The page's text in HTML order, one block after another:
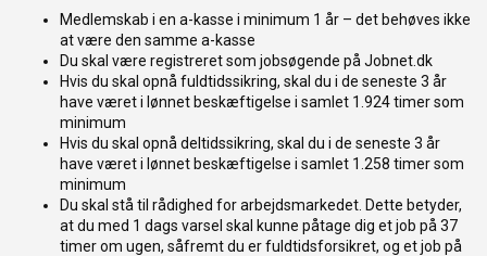
Medlemskab i en a-kasse i minimum 1 år – det behøves ikke
at være den samme a-kasse
Du skal være registreret som jobsøgende på Jobnet.dk
Hvis du skal opnå fuldtidssikring, skal du i de seneste 3 år
have været i lønnet beskæftigelse i samlet 1.924 timer som
minimum
Hvis du skal opnå deltidssikring, skal du i de seneste 3 år
have været i lønnet beskæftigelse i samlet 1.258 timer som
minimum
Du skal stå til rådighed for arbejdsmarkedet. Dette betyder,
at du med 1 dags varsel skal kunne påtage dig et job på 37
timer om ugen, såfremt du er fuldtidsforsikret, og et job på